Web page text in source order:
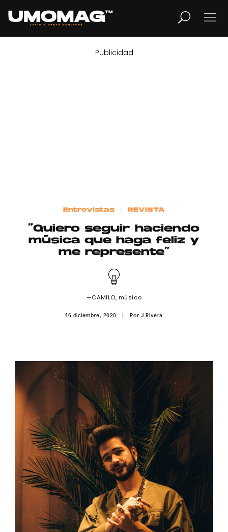
LIFESTYLE
Publicidad
Contacto
Aviso Legal
DERECHOS RESERVADOS.
Publicidad
Entrevistas REVISTA
“Quiero seguir haciendo
música que haga feliz y
me represente”
—CAMILO, músico
16 diciembre, 2020 Por J Rivera